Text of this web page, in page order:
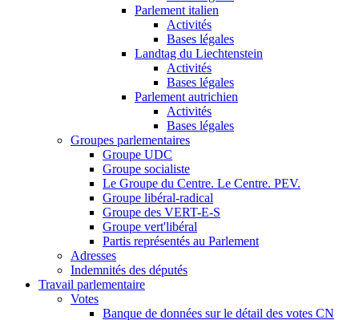
Parlement italien
Activités
Bases légales
Landtag du Liechtenstein
Activités
Bases légales
Parlement autrichien
Activités
Bases légales
Groupes parlementaires
Groupe UDC
Groupe socialiste
Le Groupe du Centre. Le Centre. PEV.
Groupe libéral-radical
Groupe des VERT-E-S
Groupe vert'libéral
Partis représentés au Parlement
Adresses
Indemnités des députés
Travail parlementaire
Votes
Banque de données sur le détail des votes CN